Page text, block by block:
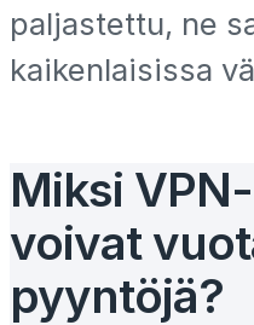
paljastettu, ne
kaikenlaisissa
Miksi
voivat
pyyntöjä?